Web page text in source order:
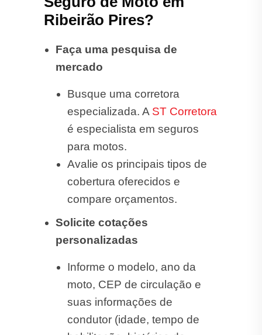
Ribeirão Pires?
Faça uma pesquisa de
mercado
Busque uma corretora
especializada. A ST Corretora
é especialista em seguros
para motos.
Avalie os principais tipos de
cobertura oferecidos e
compare orçamentos.
Solicite cotações
personalizadas
Informe o modelo, ano da
moto, CEP de circulação e
suas informações de
condutor (idade, tempo de